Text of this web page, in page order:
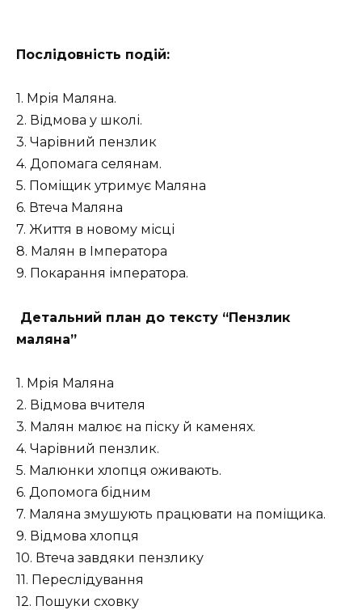
Послідовність подій:
1. Мрія Маляна.
2. Відмова у школі.
3. Чарівний пензлик
4. Допомага селянам.
5. Поміщик утримує Маляна
6. Втеча Маляна
7. Життя в новому місці
8. Малян в Імператора
9. Покарання імператора.
Детальний план до тексту “Пензлик
маляна”
1. Мрія Маляна
2. Відмова вчителя
3. Малян малює на піску й каменях.
4. Чарівний пензлик.
5. Малюнки хлопця оживають.
6. Допомога бідним
7. Маляна змушують працювати на поміщика.
9. Відмова хлопця
10. Втеча завдяки пензлику
11. Переслідування
12. Пошуки сховку